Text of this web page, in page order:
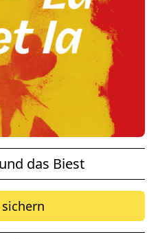
das Biest